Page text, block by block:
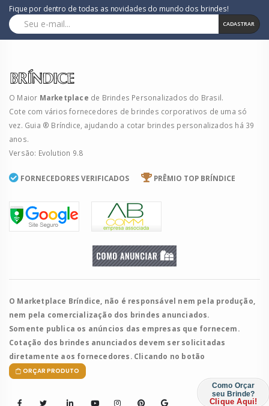
Fique por dentro de todas as novidades do mundo dos brindes!
CADASTRAR
O Maior Marketplace de Brindes Personalizados do Brasil.
Cote com vários fornecedores de brindes corporativos de uma só
vez. Guia ® Bríndice, ajudando a cotar brindes personalizados há 39
anos.
Versão: Evolution 9.8
FORNECEDORES VERIFICADOS PRÊMIO TOP BRÍNDICE
O Marketplace Bríndice, não é responsável nem pela produção,
nem pela comercialização dos brindes anunciados.
Somente publica os anúncios das empresas que fornecem.
Cotação dos brindes anunciados devem ser solicitadas
diretamente aos fornecedores. Clicando no botão
ORÇAR PRODUTO
Como Orçar
seu Brinde?
Clique Aqui!